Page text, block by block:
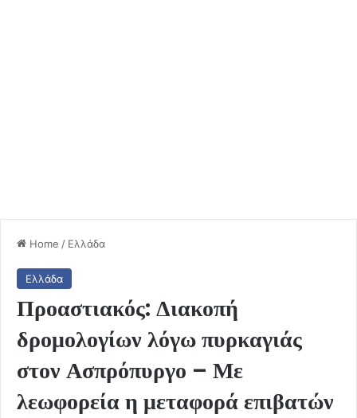
Home / Ελλάδα
Ελλάδα
Προαστιακός: Διακοπή
δρομολογίων λόγω πυρκαγιάς
στον Ασπρόπυργο – Με
λεωφορεία η μεταφορά επιβατών